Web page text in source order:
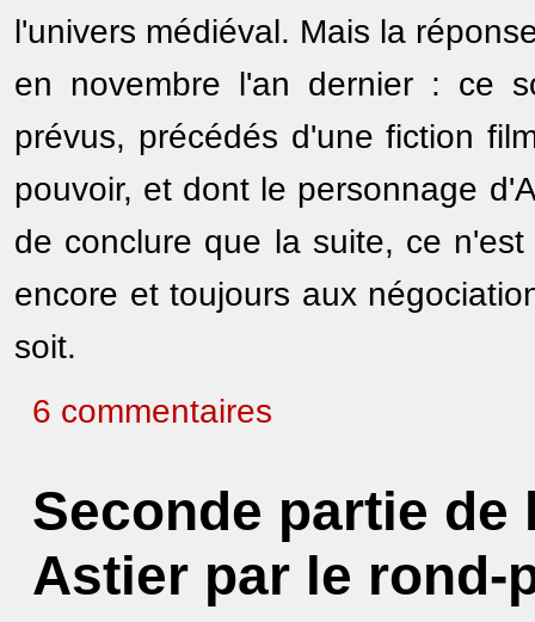
l'univers médiéval. Mais la
en novembre l'an dernier : ce
prévus, précédés d'une fiction
pouvoir, et dont le personnage
de conclure que la suite, ce
encore et toujours aux
soit.
6 commentaires
Seconde partie
Astier par le rond-